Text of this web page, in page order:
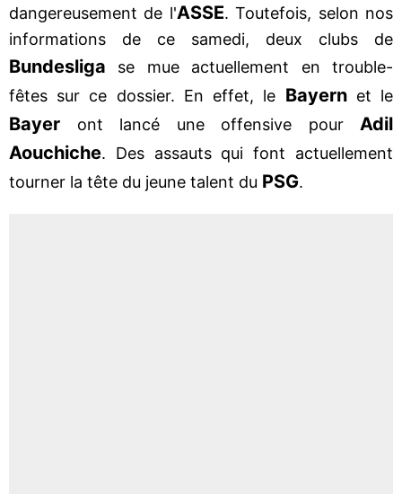
dangereusement de l'ASSE. Toutefois, selon nos
informations de ce samedi, deux clubs de
Bundesliga se mue actuellement en trouble-
fêtes sur ce dossier. En effet, le Bayernet le
Bayer ont lancé une offensive pour Adil
Aouchiche. Des assauts qui font actuellement
tourner la tête du jeune talent du PSG.